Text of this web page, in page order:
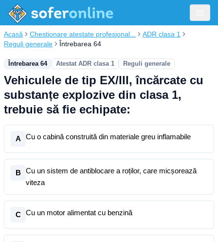
Acasă Chestionare atestate profesional...
ADR clasa 1
Reguli generale
Întrebarea 64
Întrebarea 64 Atestat ADR clasa 1 Reguli generale
Vehiculele de tip EX/III, încărcate cu
substanțe explozive din clasa 1,
trebuie să fie echipate:
A Cu o cabină construită din materiale greu inflamabile
B
Cu un sistem de antiblocare a roților, care micșorează
viteza
C Cu un motor alimentat cu benzină